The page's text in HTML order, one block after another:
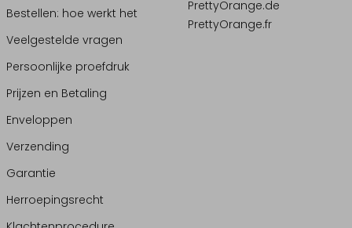
Bestellen: hoe werkt het
Veelgestelde vragen
Persoonlijke proefdruk
Prijzen en Betaling
Enveloppen
Verzending
Garantie
Herroepingsrecht
PrettyOrange.de
PrettyOrange.fr